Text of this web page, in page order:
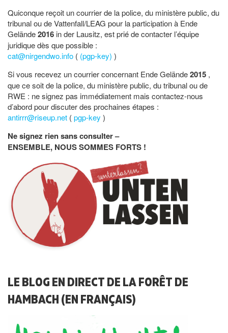
Quiconque reçoit un courrier de la police, du ministère public, du
tribunal ou de Vattenfall/LEAG pour la participation à Ende
Gelände2016 in der Lausitz, est prié de contacter l’équipe
juridique dès que possible :
cat@nirgendwo.info ( (pgp-key) )
Si vous recevez un courrier concernant Ende Gelände2015 ,
que ce soit de la police, du ministère public, du tribunal ou de
RWE : ne signez pas immédiatement mais contactez-nous
d’abord pour discuter des prochaines étapes :
antirrr@riseup.net (pgp-key )
Ne signez rien sans consulter –
ENSEMBLE, NOUS SOMMES FORTS !
LE BLOG EN DIRECT DE LA FORÊT DE
HAMBACH (EN FRANÇAIS)